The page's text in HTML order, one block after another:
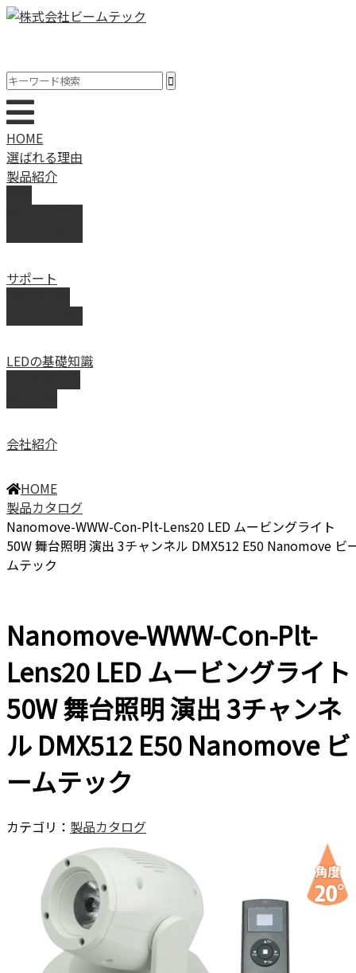
HOME
選ばれる理由
製品紹介
サポート
LEDの基礎知識
会社紹介
HOME
製品カタログ
Nanomove-WWW-Con-Plt-Lens20 LED ムービングライト
50W 舞台照明 演出 3チャンネル DMX512 E50 Nanomove ビ
ムテック
Nanomove-WWW-Con-Plt-
Lens20 LED ムービングライト
50W 舞台照明 演出 3チャンネ
ル DMX512 E50 Nanomove ビ
ームテック
カテゴリ： 製品カタログ